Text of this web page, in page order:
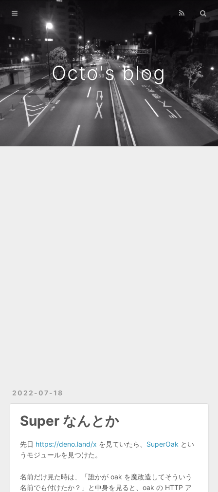
Octo's blog
2022-07-18
Super なんとか
先日 https://deno.land/x を見ていたら、 SuperOak とい
うモジュールを見つけた。
名前だけ見た時は、「誰かが oak を魔改造してそういう
名前でも付けたか？」と中身を見ると、oak の HTTP ア
Home
Archives